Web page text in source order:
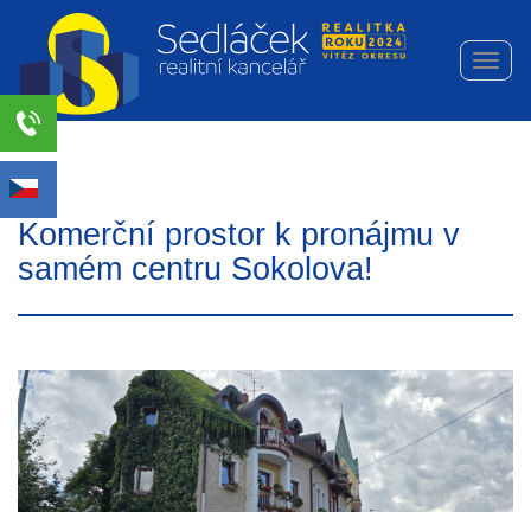
Realitní
kancelář
Sedláček
s.r.o.
Komerční prostor k pronájmu v
samém centru Sokolova!